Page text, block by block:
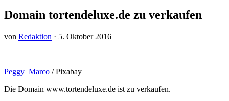
Domain tortendeluxe.de zu verkaufen
von Redaktion · 5. Oktober 2016
Peggy_Marco / Pixabay
Die Domain www.tortendeluxe.de ist zu verkaufen.